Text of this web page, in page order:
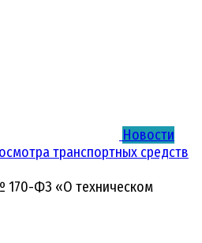
Новости
транспортных средств
170-ФЗ «О техническом